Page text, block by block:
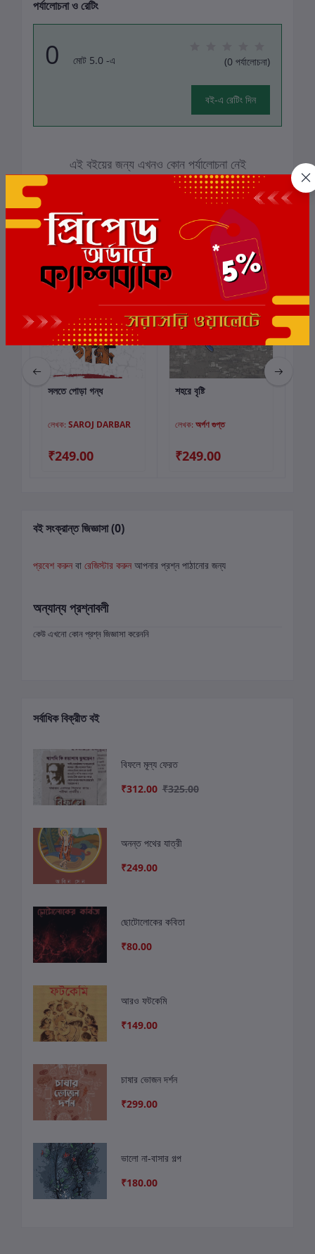
পর্যালোচনা ও রেটিং
0 মোট 5.0 -এ (0 পর্যালোচনা)
বই-এ রেটিং দিন
এই বইয়ের জন্য এখনও কোন পর্যালোচনা নেই
সংশ্লিষ্ট বই
কার্টে যোগ করুন
সলতে পোড়া গন্ধ
লেখক: SAROJ DARBAR
₹249.00
কার্টে যোগ করুন
শহরে বৃষ্টি
লেখক: অর্পণ গুপ্ত
₹249.00
বই সংক্রান্ত জিজ্ঞাসা (0)
প্রবেশ করুন বা রেজিস্টার করুন আপনার প্রশ্ন পাঠানোর জন্য
অন্যান্য প্রশ্নাবলী
কেউ এখনো কোন প্রশ্ন জিজ্ঞাসা করেননি
সর্বাধিক বিক্রীত বই
বিফলে মূল্য ফেরত
₹312.00 ₹325.00
অনন্ত পথের যাত্রী
₹249.00
ছোটোলোকের কবিতা
₹80.00
আরও ফটকেমি
₹149.00
চাষার ভোজন দর্শন
₹299.00
ভালো না-বাসার গল্প
₹180.00